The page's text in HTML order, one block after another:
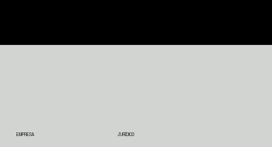
EMPRESA JURÍDICO